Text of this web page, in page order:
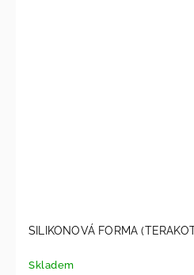
SILIKONOVÁ FORMA
Skladem